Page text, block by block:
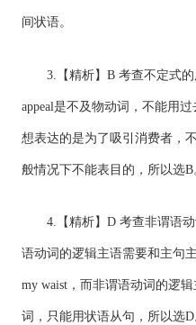
间状语。
3.【精析】B 考查不定式的
appeal是不及物动词，不能用
想表达的是为了吸引消费者，
般情况下不能表目的，所以选B
4.【精析】D 考查非谓语动
语动词的逻辑主语需要和主句
my waist，而非谓语动词的逻
词，只能用状语从句，所以选D